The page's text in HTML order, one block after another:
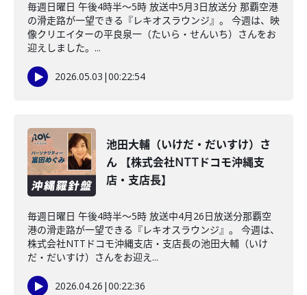
毎週日曜日 午後4時半～5時 放送中5月3日放送分 那覇空港
の滑走路が一望できる『レキオスラウンジ』。 今週は、映
像クリエイターの平良泉一（たいら・せんいち）さんをお
迎えしました。...
2026.05.03 |00:22:54
池田大輔（いけだ・だいすけ）さ
ん 【株式会社NTTドコモ沖縄支
店・支店長】
毎週日曜日 午後4時半～5時 放送中4月26日放送分那覇空
港の滑走路が一望できる『レキオスラウンジ』。 今週は、
株式会社NTTドコモ沖縄支店・支店長の池田大輔（いけ
だ・だいすけ）さんをお迎え...
2026.04.26 |00:22:36